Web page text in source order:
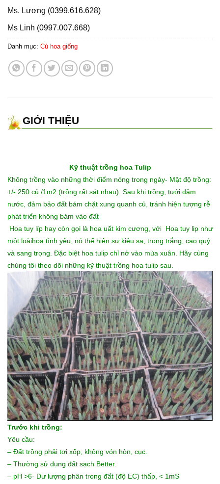
Ms. Lương (0399.616.628)
Ms Linh (0997.007.668)
Danh mục: Củ hoa giống
GIỚI THIỆU
Kỹ thuật trồng hoa Tulip
Không trồng vào những thời điểm nóng trong ngày- Mật độ trồng:
+/- 250 củ /1m2 (trồng rất sát nhau). Sau khi trồng, tưới đậm
nước, đảm bảo đất bám chặt xung quanh củ, tránh hiện tượng rễ
phát triển không bám vào đất
Hoa tuy líp hay còn gọi là hoa uất kim cương, với Hoa tuy lip như
một loàihoa tình yêu, nó thể hiện sự kiêu sa, trong trắng, cao quý
và sang trọng. Đặc biệt hoa tulip chỉ nở vào mùa xuân. Hãy cùng
chúng tôi theo dõi những kỹ thuật trồng hoa tulip sau.
Trước khi trồng:
Yêu cầu:
– Đất trồng phải tơi xốp, không vón hòn, cục.
– Thường sử dụng đất sạch Better.
– pH >6- Dư lượng phân trong đất (độ EC) thấp, < 1mS